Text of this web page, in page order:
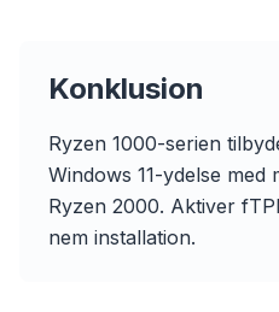
Konklusion
Ryzen 1000-serien
Windows 11-ydelse
Ryzen 2000. Aktiver
nem installation.